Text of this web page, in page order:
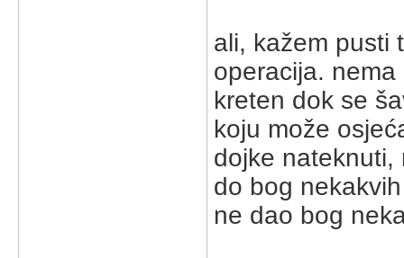
ali, kažem pusti
operacija.
kreten dok se
koju može
dojke nateknuti,
do bog
ne dao bog